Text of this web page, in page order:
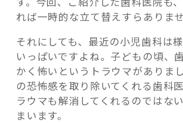
れば一時的な立て替えすらありませ
それにしても、最近の小児歯科は
いっぱいですよね。子どもの頃、
かく怖いというトラウマがありま
の恐怖感を取り除いてくれる歯科
ラウマも解消してくれるのではな
まいます。